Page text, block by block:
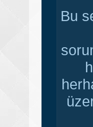
Bu